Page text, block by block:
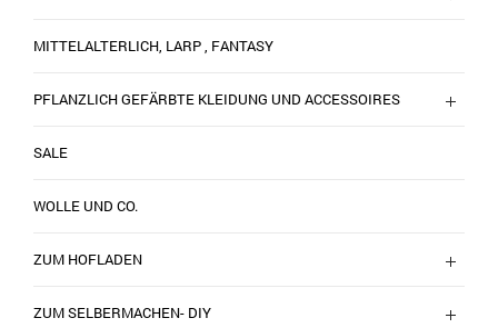
MITTELALTERLICH, LARP , FANTASY
PFLANZLICH GEFÄRBTE KLEIDUNG UND ACCESSOIRES
SALE
WOLLE UND CO.
ZUM HOFLADEN
ZUM SELBERMACHEN- DIY